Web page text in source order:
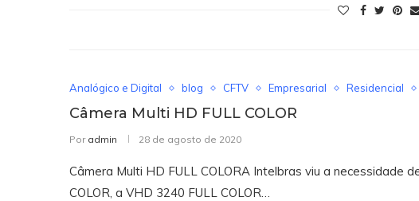
Analógico e Digital blog CFTV Empresarial Residencial
Câmera Multi HD FULL COLOR
Por admin 28 de agosto de 2020
Câmera Multi HD FULL COLORA Intelbras viu a necessidade
COLOR, a VHD 3240 FULL COLOR…